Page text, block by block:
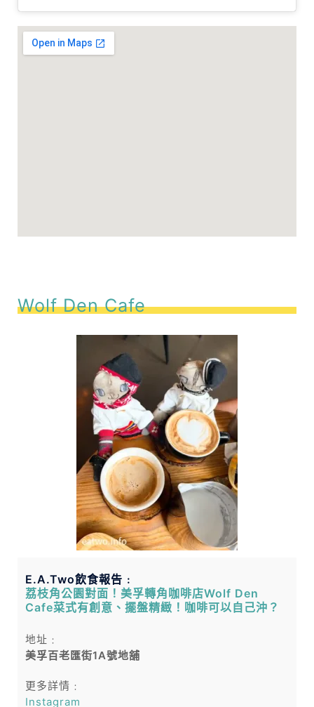
Wolf Den Cafe
E.A.Two飲食報告﹕
荔枝角公園對面！美孚轉角咖啡店Wolf Den
Cafe菜式有創意、擺盤精緻！咖啡可以自己沖？
地址﹕
美孚百老匯街1A號地舖
更多詳情﹕
Instagram